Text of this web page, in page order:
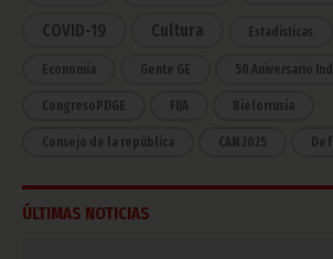
COVID-19 Cultura Estadísticas
Economía Gente GE 50 Aniversario
CongresoPDGE FIJA Bielorrusia
Consejo de la república CAN 2025
ÚLTIMAS NOTICIAS